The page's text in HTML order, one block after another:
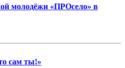
молодёжи «ПРОсело» в
сам ты!»